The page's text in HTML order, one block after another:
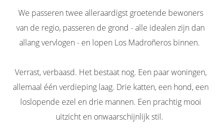
We passeren twee alleraardigst groetende bewoners
van de regio, passeren de grond - alle idealen zijn dan
allang vervlogen - en lopen Los Madroñeros binnen.
Verrast, verbaasd. Het bestaat nog. Een paar woningen,
allemaal één verdieping laag. Drie katten, een hond, een
loslopende ezel en drie mannen. Een prachtig mooi
uitzicht en onwaarschijnlijk stil.